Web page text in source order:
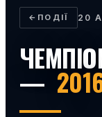
← ПОДІЇ 20
—